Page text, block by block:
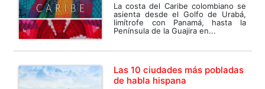
La costa del Caribe colombiano se
asienta desde el Golfo de Urabá,
limítrofe con Panamá, hasta la
Península de la Guajira en...
Las 10 ciudades más pobladas
de habla hispana